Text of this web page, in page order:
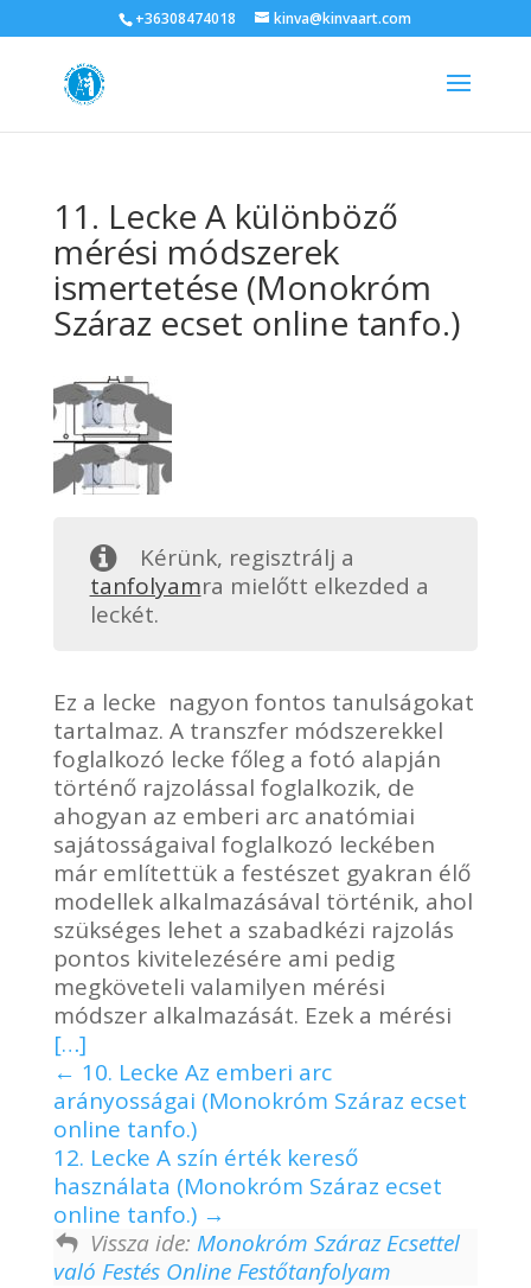
+36308474018 kinva@kinvaart.com
11. Lecke A különböző
mérési módszerek
ismertetése (Monokróm
Száraz ecset online tanfo.)
Kérünk, regisztrálj a
tanfolyamra mielőtt elkezded a
leckét.
Ez a lecke nagyon fontos tanulságokat
tartalmaz. A transzfer módszerekkel
foglalkozó lecke főleg a fotó alapján
történő rajzolással foglalkozik, de
ahogyan az emberi arc anatómiai
sajátosságaival foglalkozó leckében
már említettük a festészet gyakran élő
modellek alkalmazásával történik, ahol
szükséges lehet a szabadkézi rajzolás
pontos kivitelezésére ami pedig
megköveteli valamilyen mérési
módszer alkalmazását. Ezek a mérési
[…]
10. Lecke Az emberi arc
arányosságai (Monokróm Száraz ecset
online tanfo.)
12. Lecke A szín érték kereső
használata (Monokróm Száraz ecset
online tanfo.)
Vissza ide: Monokróm Száraz Ecsettel
való Festés Online Festőtanfolyam